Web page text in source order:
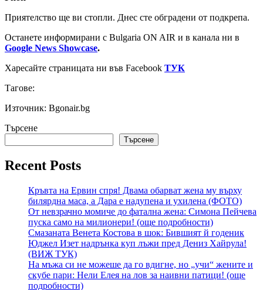
Приятелство ще ви стопли. Днес сте обградени от подкрепа.
Останете информирани с Bulgaria ON AIR и в канала ни в
Google News Showcase.
Харесайте страницата ни във Facebook ТУК
Тагове:
Източник: Bgonair.bg
Търсене
Търсене
Recent Posts
Кръвта на Ервин спря! Двама обарват жена му върху
билярдна маса, а Дара е надупена и ухилена (ФОТО)
От невзрачно момиче до фатална жена: Симона Пейчева
пуска само на милионери! (още подробности)
Смазаната Венета Костова в шок: Бившият й годеник
Юджел Изет надрънка куп лъжи пред Дениз Хайрула!
(ВИЖ ТУК)
На мъжа си не можеше да го вдигне, но „учи“ жените и
скубе пари: Нели Елея на лов за наивни патици! (още
подробности)